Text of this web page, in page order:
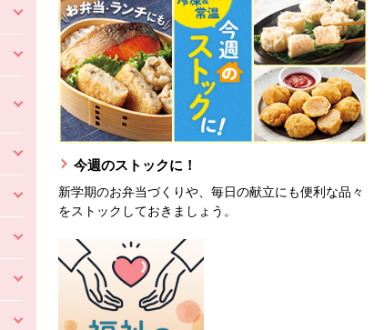
今週のストックに！
新学期のお弁当づくりや、毎日の献立にも便利な品々
をストックしておきましょう。